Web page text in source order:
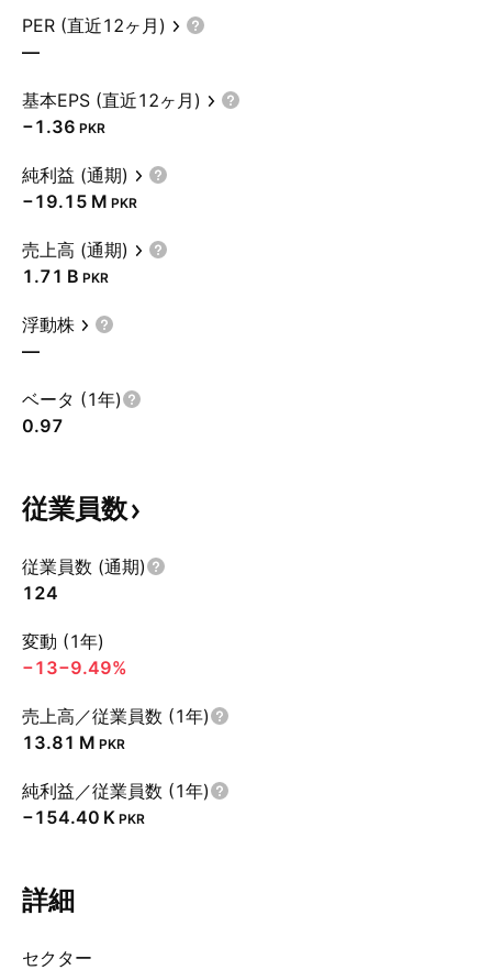
PER (直近12ヶ月)
—
基本EPS (直近12ヶ月)
−1.36 PKR
純利益 (通期)
‪−19.15 M‬ PKR
売上高 (通期)
‪1.71 B‬ PKR
浮動株
—
ベータ (1年)
0.97
従業員数
従業員数 (通期)
124
変動 (1年)
−13−9.49%
売上高／従業員数 (1年)
‪13.81 M‬ PKR
純利益／従業員数 (1年)
‪−154.40 K‬ PKR
詳細
セクター